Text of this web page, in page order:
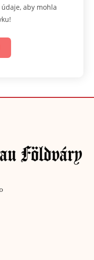
aby mohla